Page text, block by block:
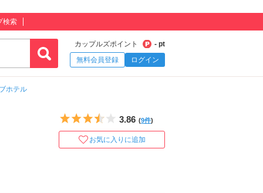
検索
カップルズポイント
- pt
無料会員登録
ログイン
ホテル
5つ星のうち3.5
3.86 (9件)
お気に入りに追加